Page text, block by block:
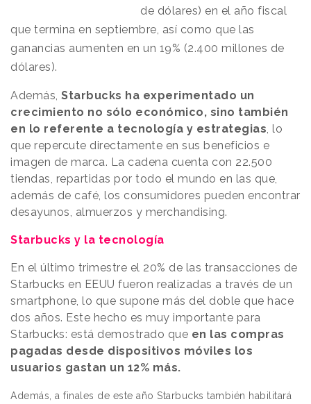
de dólares) en el año fiscal
que termina en septiembre, así como que las
ganancias aumenten en un 19% (2.400 millones de
dólares).
Además, Starbucks ha experimentado un
crecimiento no sólo económico, sino también
en lo referente a tecnología y estrategias, lo
que repercute directamente en sus beneficios e
imagen de marca. La cadena cuenta con 22.500
tiendas, repartidas por todo el mundo en las que,
además de café, los consumidores pueden encontrar
desayunos, almuerzos y merchandising.
Starbucks y la tecnología
En el último trimestre el 20% de las transacciones de
Starbucks en EEUU fueron realizadas a través de un
smartphone, lo que supone más del doble que hace
dos años. Este hecho es muy importante para
Starbucks: está demostrado que en las compras
pagadas desde dispositivos móviles los
usuarios gastan un 12% más.
Además, a finales de este año Starbucks también habilitará